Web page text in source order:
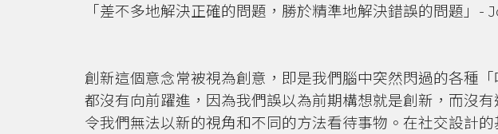
「差不多地解決正確的問題，勝於精準地解決錯誤的問題」-
創新這個意念常被視為創意，即是我們腦中突然閃過的各種
都沒有向前躍進，因為我們誤以為前期構想就是創新，而沒
令我們無法以新的視角和不同的方法看待事物。在社交設計